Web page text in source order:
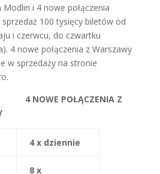
i 4 nowe połączenia
100 tysięcy biletów od
i czerwcu, do czwartku
4 nowe połączenia z Warszawy
w sprzedaży na stronie
4 NOWE POŁĄCZENIA Z
4 x dziennie
8 x